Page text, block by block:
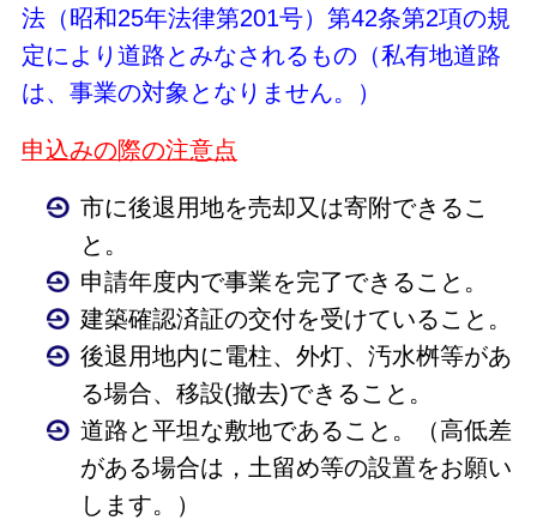
法（昭和25年法律第201号）第42条第2項の規
定により道路とみなされるもの（私有地道路
は、事業の対象となりません。）
申込みの際の注意点
市に後退用地を売却又は寄附できるこ
と。
申請年度内で事業を完了できること。
建築確認済証の交付を受けていること。
後退用地内に電柱、外灯、汚水桝等があ
る場合、移設(撤去)できること。
道路と平坦な敷地であること。（高低差
がある場合は，土留め等の設置をお願い
します。）